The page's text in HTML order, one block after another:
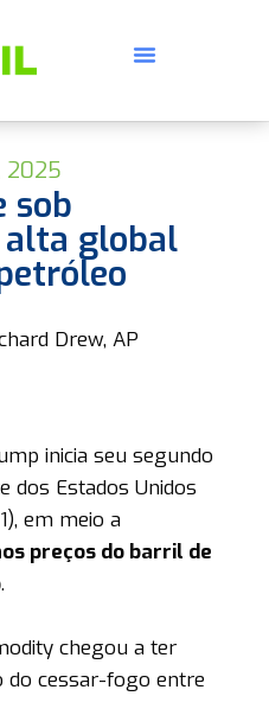
2025
sob
alta global
Drew, AP
inicia seu segundo
dos Estados Unidos
em meio a
preços do barril de
.
chegou a ter
do cessar-fogo entre